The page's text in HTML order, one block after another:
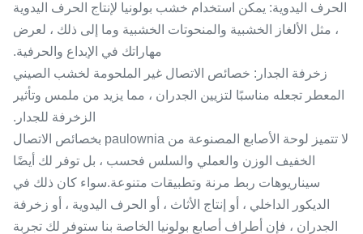
الحرف اليدوية: يمكن استخدام خشب بولونيا لإنتاج الحرف اليدوية
، مثل الألغاز الخشبية والمنحوتات الخشبية وما إلى ذلك ، لعرض
مهاراتك في الإبداع والحرفية.
زخرفة الجدار: خصائص الاتصال غير الملحومة لخشب الصيني
المعطر تجعله مناسبًا لتزيين الجدران ، مما يزيد من ملمس وتأثير
الزخرفة للجدار.
لا تتميز لوحة الأصابع المصنوعة من paulownia بخصائص الاتصال
الخفيف الوزن والعملي والسلس فحسب ، بل توفر لك أيضًا
سيناريوهات ربط مرنة وتطبيقات متنوعة.سواء كان ذلك في
الديكور الداخلي ، أو إنتاج الأثاث ، أو الحرف اليدوية ، أو زخرفة
الجدران ، فإن أطراف أصابع بولونيا الخاصة بنا ستوفر لك تجربة